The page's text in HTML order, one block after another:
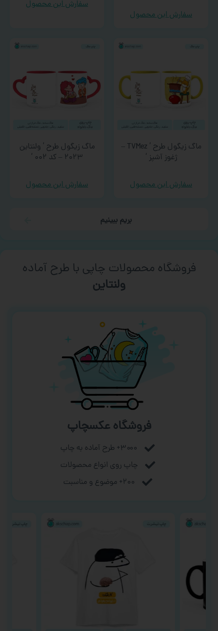
سفارش این محصول
سفارش این محصول
ماگ زیگول طرح ‘ TVMez –
ژغوز آشپز ‘
سفارش این محصول
ماگ زیگول طرح ‘ ولنتاین
۲۰۲۳ – کد ۰۰۲ ‘
سفارش این محصول
بریم ببینیم
فروشگاه محصولات چاپی با طرح آماده
ورزشی
فروشگاه عکسچاپ
۳۰۰۰+ طرح آماده به چاپ
چاپ روی انواع محصولات
۲۰۰+ موضوع و مناسبت